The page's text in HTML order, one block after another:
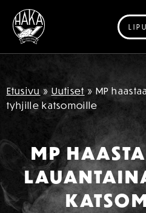
Siirry sisältöön
Etusivu » Uutiset » MP
tyhjille katsomoille
MP